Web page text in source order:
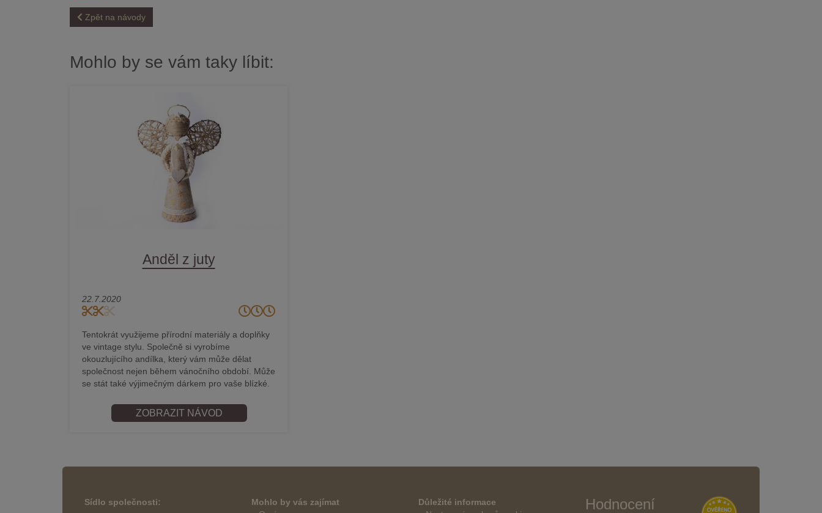
Zpět na návody
Mohlo by se vám taky líbit:
Anděl z juty
22.7.2020
Tentokrát využijeme přírodní materiály a doplňky
ve vintage stylu. Společně si vyrobíme
okouzlujícího andílka, který vám může dělat
společnost nejen během vánočního období. Může
se stát také výjimečným dárkem pro vaše blízké.
ZOBRAZIT NÁVOD
Sídlo společnosti:
Mohlo by vás zajímat
Důležité informace
Hodnocení